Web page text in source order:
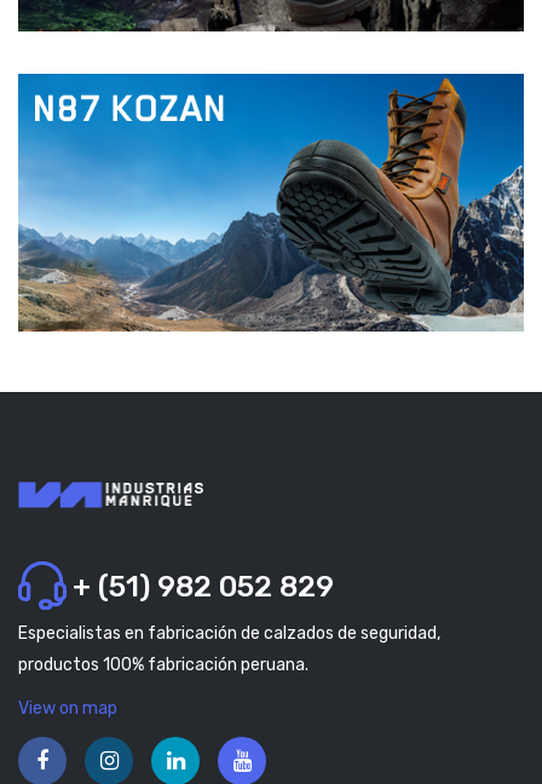
+ (51) 982 052 829
Especialistas en fabricación de calzados de seguridad,
productos 100% fabricación peruana.
View on map